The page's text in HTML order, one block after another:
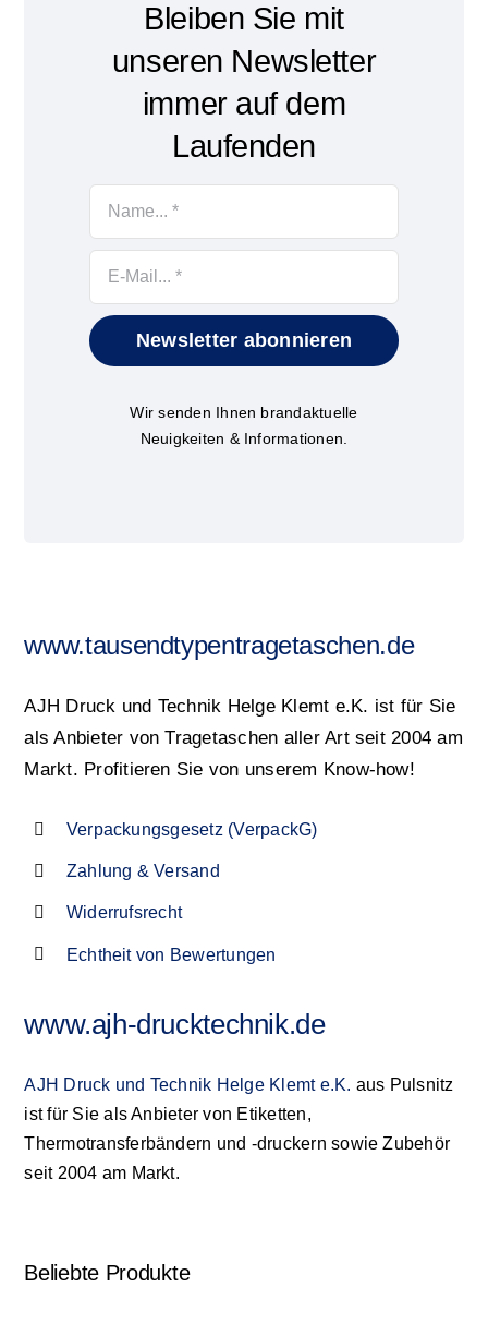
Bleiben Sie mit
unseren Newsletter
immer auf dem
Laufenden
Newsletter abonnieren
Wir senden Ihnen brandaktuelle
Neuigkeiten & Informationen.
www.tausendtypentragetaschen.de
AJH Druck und Technik Helge Klemt e.K. ist für Sie
als Anbieter von Tragetaschen aller Art seit 2004 am
Markt. Profitieren Sie von unserem Know-how!
Verpackungsgesetz (VerpackG)
Zahlung & Versand
Widerrufsrecht
Echtheit von Bewertungen
www.ajh-drucktechnik.de
AJH Druck und Technik Helge Klemt e.K. aus Pulsnitz
ist für Sie als Anbieter von Etiketten,
Thermotransferbändern und -druckern sowie Zubehör
seit 2004 am Markt.
Beliebte Produkte